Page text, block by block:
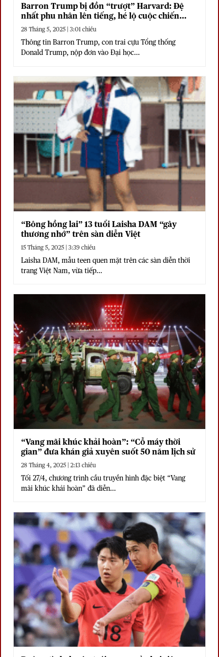
Barron Trump bị đồn “trượt” Harvard: Đệ
nhất phu nhân lên tiếng, hé lộ cuộc chiến
“thâm thù”
28 Tháng 5, 2025 | 3:01 chiều
Thông tin Barron Trump, con trai cựu Tổng thống
Donald Trump, nộp đơn vào Đại học...
“Bông hồng lai” 13 tuổi Laisha DAM “gây
thương nhớ” trên sàn diễn Việt
15 Tháng 5, 2025 | 3:39 chiều
Laisha DAM, mẫu teen quen mặt trên các sàn diễn thời
trang Việt Nam, vừa tiếp...
“Vang mãi khúc khải hoàn”: “Cỗ máy thời
gian” đưa khán giả xuyên suốt 50 năm lịch sử
28 Tháng 4, 2025 | 2:13 chiều
Tối 27/4, chương trình cầu truyền hình đặc biệt “Vang
mãi khúc khải hoàn” đã diễn...